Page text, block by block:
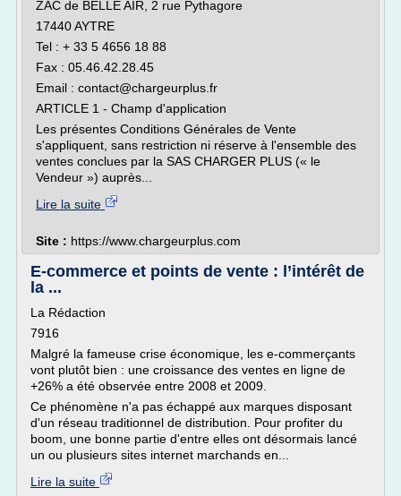
ZAC de BELLE AIR, 2 rue Pythagore
17440 AYTRE
Tel : + 33 5 4656 18 88
Fax : 05.46.42.28.45
Email : contact@chargeurplus.fr
ARTICLE 1 - Champ d'application
Les présentes Conditions Générales de Vente
s'appliquent, sans restriction ni réserve à l'ensemble des
ventes conclues par la SAS CHARGER PLUS (« le
Vendeur ») auprès...
Lire la suite
Site : https://www.chargeurplus.com
E-commerce et points de vente : l’intérêt de
la ...
La Rédaction
7916
Malgré la fameuse crise économique, les e-commerçants
vont plutôt bien : une croissance des ventes en ligne de
+26% a été observée entre 2008 et 2009.
Ce phénomène n'a pas échappé aux marques disposant
d'un réseau traditionnel de distribution. Pour profiter du
boom, une bonne partie d'entre elles ont désormais lancé
un ou plusieurs sites internet marchands en...
Lire la suite